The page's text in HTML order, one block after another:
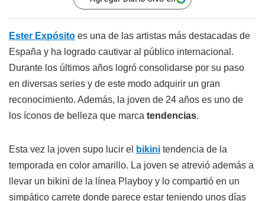
Ester Expósito es una de las artistas más destacadas de
España y ha logrado cautivar al público internacional.
Durante los últimos años logró consolidarse por su paso
en diversas series y de este modo adquirir un gran
reconocimiento. Además, la joven de 24 años es uno de
los íconos de belleza que marca tendencias.
Esta vez la joven supo lucir el bikini tendencia de la
temporada en color amarillo. La joven se atrevió además a
llevar un bikini de la línea Playboy y lo compartió en un
simpático carrete donde parece estar teniendo unos días